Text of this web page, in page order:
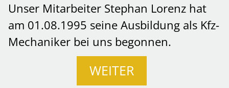
Unser Mitarbeiter Stephan Lorenz hat
am 01.08.1995 seine Ausbildung als Kfz-
Mechaniker bei uns begonnen.
WEITER